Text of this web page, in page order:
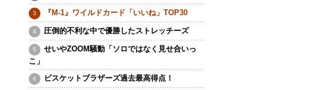
『M-1』ワイルドカード「いいね」TOP30
圧倒的不利な中で優勝したストレッチーズ
せいやZOOM騒動「ソロではなく見せ合いっ
こ」
ビスケットブラザーズ過去最高得点！